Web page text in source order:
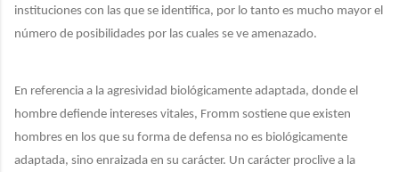
instituciones con las que se identifica, por lo tanto es mucho mayor el
número de posibilidades por las cuales se ve amenazado.
En referencia a la agresividad biológicamente adaptada, donde el
hombre defiende intereses vitales, Fromm sostiene que existen
hombres en los que su forma de defensa no es biológicamente
adaptada, sino enraizada en su carácter. Un carácter proclive a la